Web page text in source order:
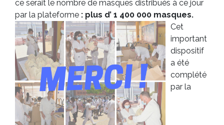
ce serait le nombre de masques distribués à ce jour
par la plateforme : plus d’ 1 400 000 masques.
Cet
important
dispositif
a été
complété
par la